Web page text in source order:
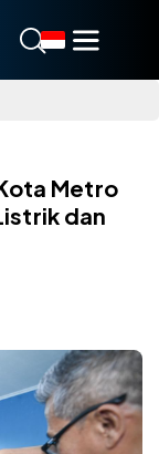
Metro
dan